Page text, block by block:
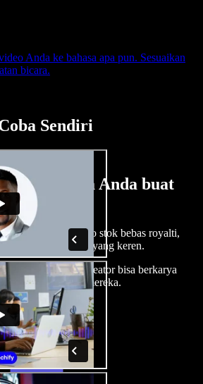
Anda ke bahasa apa pun. Sesuaikan
bicara.
Sendiri
yang bisa Anda buat
Studio.
audio, video stok bebas royalti,
audio-video yang keren.
dari browser—kreator bisa berkarya
ide kreatif mereka.